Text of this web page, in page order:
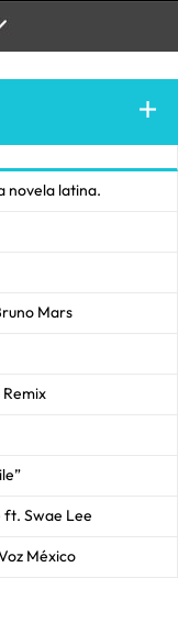
novela latina.
Mars
Swae Lee
México